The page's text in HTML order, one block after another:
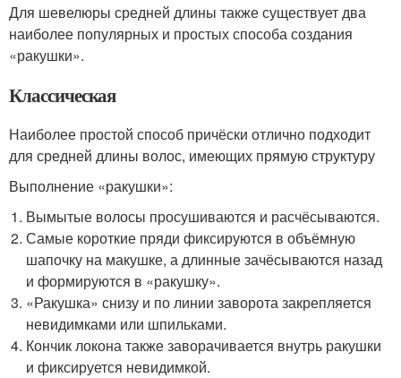
Для шевелюры средней длины также существует два
наиболее популярных и простых способа создания
«ракушки».
Классическая
Наиболее простой способ причёски отлично подходит
для средней длины волос, имеющих прямую структуру
Выполнение «ракушки»:
Вымытые волосы просушиваются и расчёсываются.
Самые короткие пряди фиксируются в объёмную
шапочку на макушке, а длинные зачёсываются назад
и формируются в «ракушку».
«Ракушка» снизу и по линии заворота закрепляется
невидимками или шпильками.
Кончик локона также заворачивается внутрь ракушки
и фиксируется невидимкой.